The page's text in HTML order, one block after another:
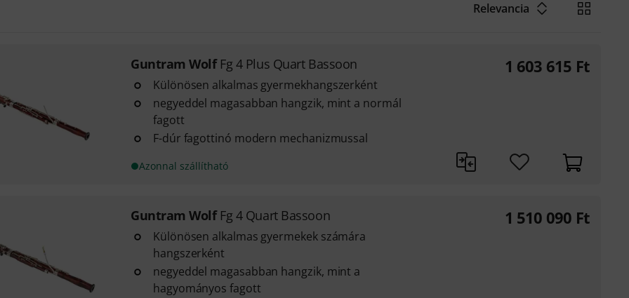
Relevancia
Guntram Wolf Fg 4 Plus Quart Bassoon
Különösen alkalmas gyermekhangszerként
negyeddel magasabban hangzik, mint a normál
fagott
F-dúr fagottinó modern mechanizmussal
Azonnal szállítható
1 603 615 Ft
Guntram Wolf Fg 4 Quart Bassoon
Különösen alkalmas gyermekek számára
hangszerként
negyeddel magasabban hangzik, mint a
hagyományos fagott
1 510 090 Ft